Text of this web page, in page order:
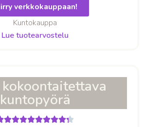
verkkokauppaan!
Kuntokauppa
Lue tuotearvostelu
kokoontaitettava
kuntopyörä